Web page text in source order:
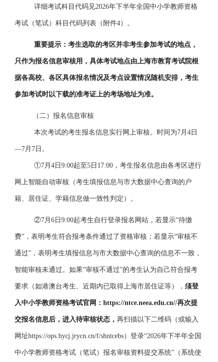
详细考试科目代码见2026年下半年全国中小学教师资格
考试（笔试）科目代码列表（ 附件4） 。
重要提示： 考生选取的考区并非考生参加考试的地点，
只作为报名信息审核用，具体考试地点由上海市教育考试院根
据各高校、各区具体报名情况及考点设置情况随机安排，考生
参加考试时以下载的准考证上的考场地址为准。
（二）报名信息审核
本次考试的考生报名信息实行网上审核。时间为7月4日
—7月 7 日。
①7月4 日 9:00起至5 日 17:00，考生报名信息由各考区进行
网上智能自动审核（考生填报信息与市大数据中心查询的户
籍、居住证、学籍信息做一致性判定）。
②7月 6 日 9:00起考生自行登录报名网站， 若显示“待缴
费”，表明考生符合报考条件通过了资格审核；若显示“审核不
通过”，表明考生填报信息与市大数据中心查询的信息不一致，
智能审核未通过。如果“审核不通过”的考生认为自己符合报考
要求（如港澳台考生、 近期内已取得上海市居住证等）， 须登
入中小学教师资格考试官网： https://ntce.neea.edu.cn//再次提
交报名信息后，进入待审核状态， 再扫描以下二维码（或输入
网址https://ops.hycj.jrycn.cn/f/shntcebs）登录“2026年下半年全国
中小学教师资格考试（笔试）报名审核资料提交系统”（系统使